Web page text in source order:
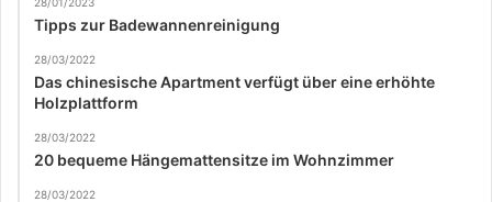
Tipps zur Badewannenreinigung
28/03/2022
Das chinesische Apartment verfügt über eine erhöhte
Holzplattform
28/03/2022
20 bequeme Hängemattensitze im Wohnzimmer
28/03/2022